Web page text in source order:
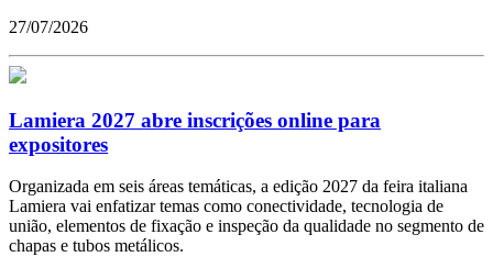
27/07/2026
Lamiera 2027 abre inscrições online para
expositores
Organizada em seis áreas temáticas, a edição 2027 da feira italiana
Lamiera vai enfatizar temas como conectividade, tecnologia de
união, elementos de fixação e inspeção da qualidade no segmento de
chapas e tubos metálicos.